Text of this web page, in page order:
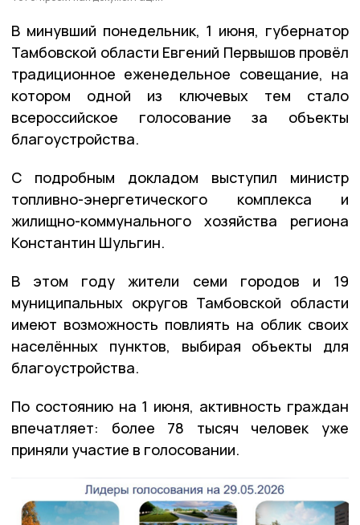
В минувший понедельник, 1 июня, губернатор
Тамбовской области Евгений Первышов провёл
традиционное еженедельное совещание, на
котором одной из ключевых тем стало
всероссийское голосование за объекты
благоустройства.
С подробным докладом выступил министр
топливно-энергетического комплекса и
жилищно-коммунального хозяйства региона
Константин Шульгин.
В этом году жители семи городов и 19
муниципальных округов Тамбовской области
имеют возможность повлиять на облик своих
населённых пунктов, выбирая объекты для
благоустройства.
По состоянию на 1 июня, активность граждан
впечатляет: более 78 тысяч человек уже
приняли участие в голосовании.